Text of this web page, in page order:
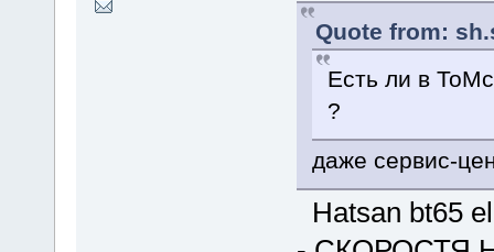
Quote from:
Есть ли в
?
даже сервис-
Hatsan bt65